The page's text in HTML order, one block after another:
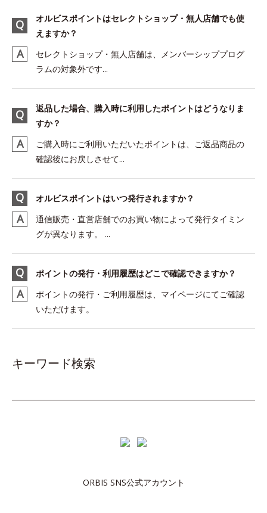
オルビスポイントはセレクトショップ・無人店舗でも使
えますか？
セレクトショップ・無人店舗は、メンバーシッププログ
ラムの対象外です...
返品した場合、購入時に利用したポイントはどうなりま
すか？
ご購入時にご利用いただいたポイントは、ご返品商品の
確認後にお戻しさせて...
オルビスポイントはいつ発行されますか？
通信販売・直営店舗でのお買い物によって発行タイミン
グが異なります。 ...
ポイントの発行・利用履歴はどこで確認できますか？
ポイントの発行・ご利用履歴は、マイページにてご確認
いただけます。
キーワード検索
ORBIS SNS公式アカウント